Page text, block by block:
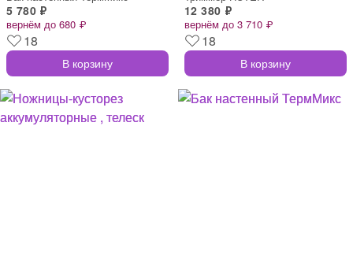
5 780 ₽
вернём до 680 ₽
18
В корзину
12 380 ₽
вернём до 3 710 ₽
18
В корзину